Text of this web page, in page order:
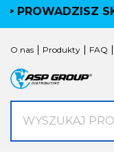
PROWADZISZ
O nas Produkty FAQ
KATEGORIE
ROBOTY
NAVIMOW